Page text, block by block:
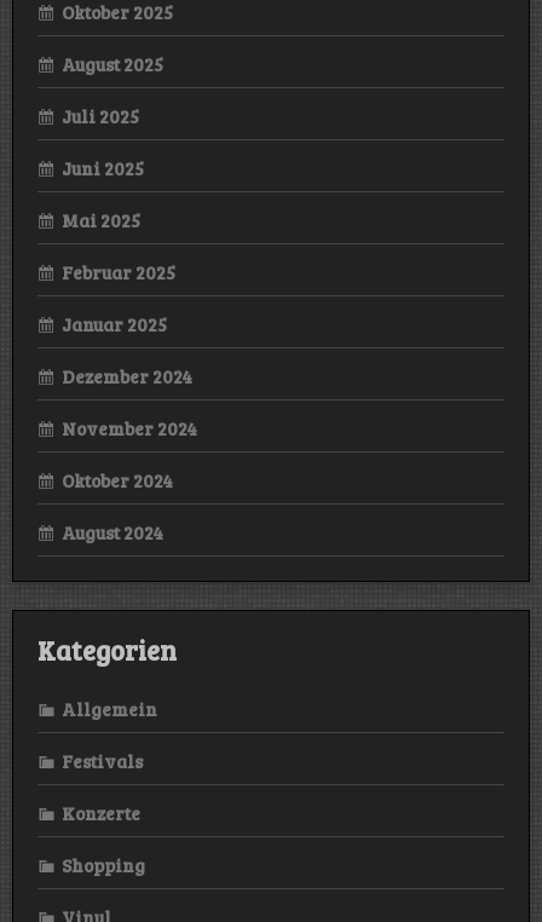
Oktober 2025
August 2025
Juli 2025
Juni 2025
Mai 2025
Februar 2025
Januar 2025
Dezember 2024
November 2024
Oktober 2024
August 2024
Kategorien
Allgemein
Festivals
Konzerte
Shopping